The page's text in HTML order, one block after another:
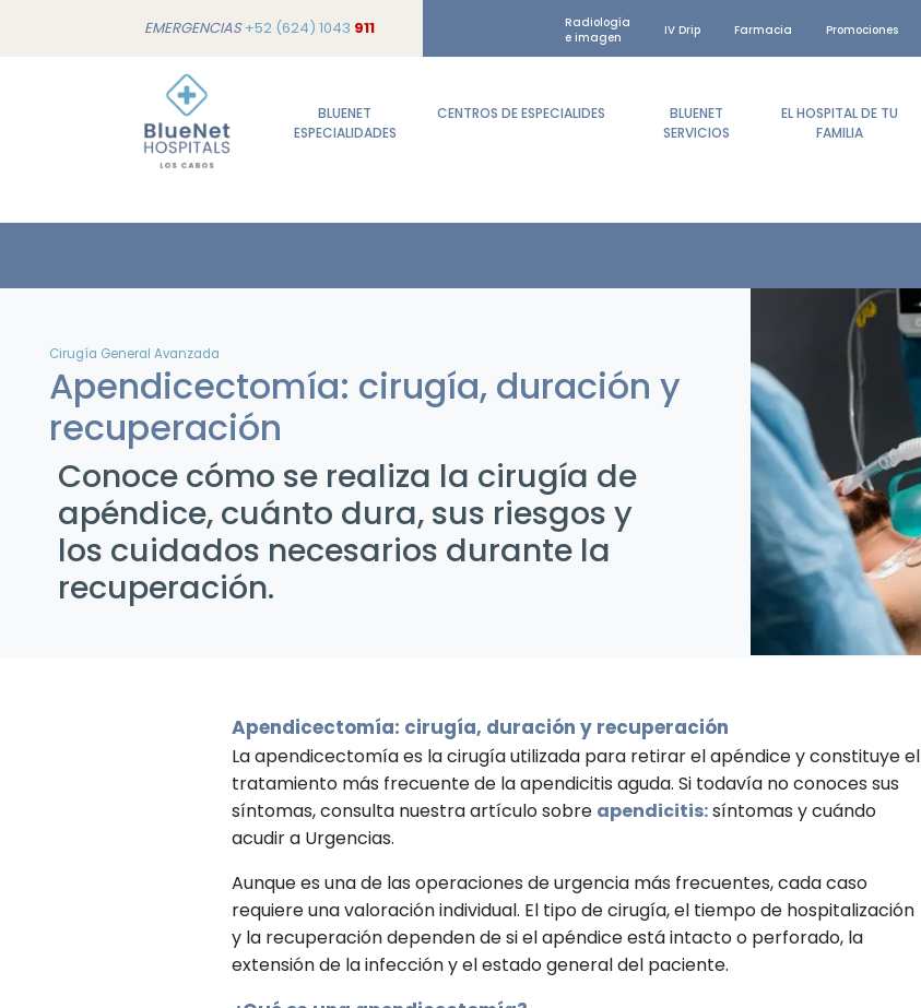
EMERGENCIAS+52 (624) 1043 911
Radiología
e imagen
IV Drip Farmacia Promociones
BLUENET
ESPECIALIDADES
CENTROS DE ESPECIALIDES
BLUENET
SERVICIOS
EL HOSPITAL DE TU
FAMILIA
Cirugía General Avanzada
Apendicectomía: cirugía, duración y
recuperación
Conoce cómo se realiza la cirugía de
apéndice, cuánto dura, sus riesgos y
los cuidados necesarios durante la
recuperación.
Apendicectomía: cirugía, duración y recuperación
La apendicectomía es la cirugíautilizada para retirar el apéndice y constituye el
tratamiento más frecuente de la apendicitis aguda. Si todavía no conoces sus
síntomas, consulta nuestra artículo sobre apendicitis:síntomas y cuándo
acudir a Urgencias.
Aunque es una de las operaciones de urgencia más frecuentes, cada caso
requiere una valoración individual. El tipo de cirugía, el tiempo de hospitalización
y la recuperación dependen de si el apéndice está intacto o perforado, la
extensión de la infección y el estado general del paciente.